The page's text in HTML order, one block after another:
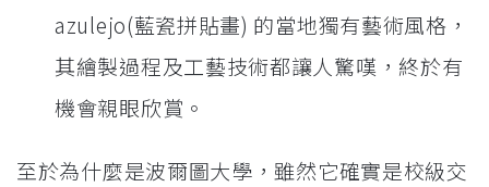
azulejo(藍瓷拼貼畫) 的當地獨有藝術風格，
其繪製過程及工藝技術都讓人驚嘆，終於有
機會親眼欣賞。
至於為什麼是波爾圖大學，雖然它確實是校級交